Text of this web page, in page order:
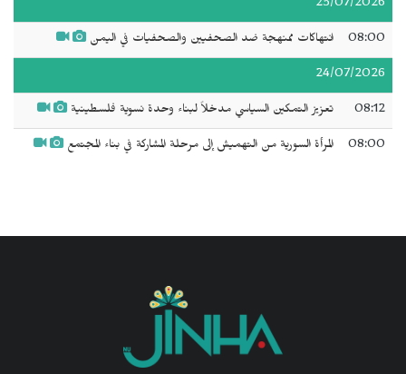
25/07/2026
08:00 انتهاكات ممنهجة ضد الصحفيين والصحفيات في اليمن
24/07/2026
08:12 تعزيز التمكين السياسي مدخلاً لبناء وحدة نسوية فلسطينية
08:00 المرأة السورية من التهميش إلى مرحلة المشاركة في بناء المجتمع